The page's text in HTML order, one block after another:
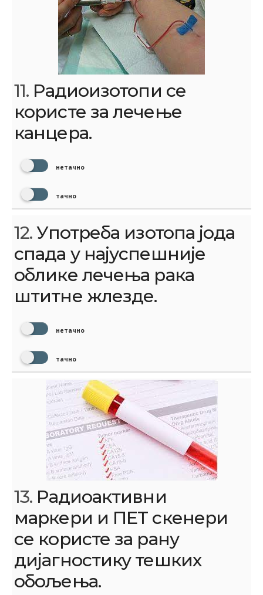
11. Радиоизотопи се
користе за лечење
канцера.
нетачно
тачно
12.Употреба изотопа јода
спада у најуспешније
облике лечења рака
штитне жлезде.
нетачно
тачно
13. Радиоактивни
маркери и ПЕТ скенери
се користе за рану
дијагностику тешких
обољења.